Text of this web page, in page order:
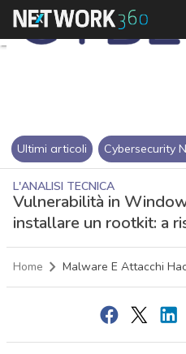
Ultimi articoli Cybersecurity
L'ANALISI TECNICA
Vulnerabilità in
installare un rootkit: a
Home Malware E Attacchi